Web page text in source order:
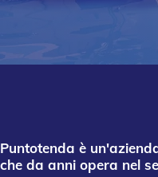
Puntotenda è
che da anni opera nel